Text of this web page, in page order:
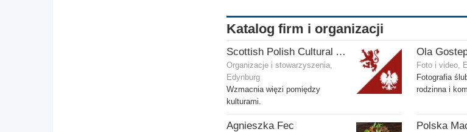
Katalog firm i organizacji
Scottish Polish Cultural Association
Organizacje i stowarzyszenia,
Edynburg
Wzmacnia więzi pomiędzy
kulturami.
Foto i video,
Fotografia
rodzinna i
Agnieszka Fec Polska